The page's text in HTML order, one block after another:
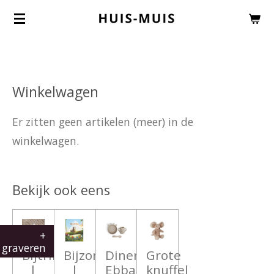
Ga
hoofdinhoud
Winkelwagen
Er zitten geen artikelen (meer) in de
winkelwagen.
Bekijk ook eens
+
graveren
Bijtring
|
Bijzonder
|
Dinerset
Ebba
Grote
knuffel